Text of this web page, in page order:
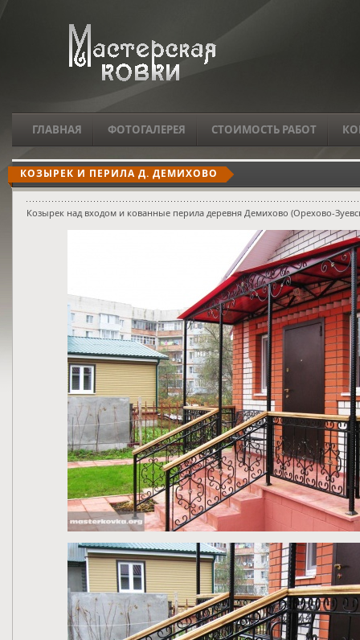
ГЛАВНАЯ ФОТОГАЛЕРЕЯ СТОИМОСТЬ РАБОТ
КОЗЫРЕК И ПЕРИЛА Д. ДЕМИХОВО
Козырек над входом и кованные перила деревня Демихово (Орехово-